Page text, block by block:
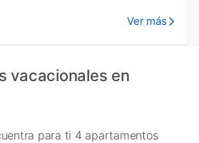
Ver más
vacacionales en
para ti 4 apartamentos